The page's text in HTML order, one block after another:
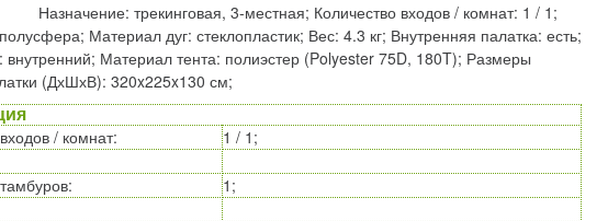
Назначение: трекинговая, 3-местная; Количество входов / комнат: 1 / 1;
Материал дуг: стеклопластик; Вес: 4.3 кг; Внутренняя палатка: есть;
внутренний; Материал тента: полиэстер (Polyester 75D, 180T); Размеры
(ДхШхВ): 320x225x130 см;
/ комнат: 1 / 1;
: 1;